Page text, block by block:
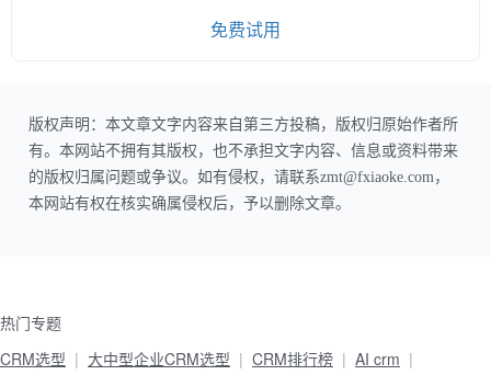
免费试用
版权声明：本文章文字内容来自第三方投稿，版权归原始作者所
有。本网站不拥有其版权，也不承担文字内容、信息或资料带来
的版权归属问题或争议。如有侵权，请联系zmt@fxiaoke.com，
本网站有权在核实确属侵权后，予以删除文章。
热门专题
CRM选型
大中型企业CRM选型 CRM排行榜
AI crm